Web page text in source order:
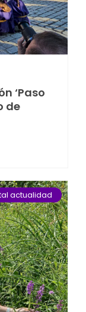
‘Paso
de
actualidad